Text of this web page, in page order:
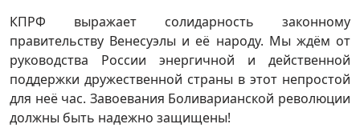
КПРФ выражает солидарность законному
правительству Венесуэлы и её народу. Мы ждём от
руководства России энергичной и действенной
поддержки дружественной страны в этот непростой
для неё час. Завоевания Боливарианской революции
должны быть надежно защищены!